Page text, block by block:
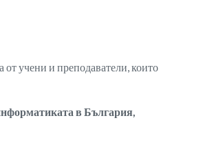
от учени и преподаватели, които
в България,